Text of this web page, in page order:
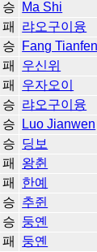
승 Ma Shi
패 랴오구이융
승 Fang
패 우신위
패 우자오이
승 랴오구이융
승 Luo Jianwen
승 딩보
패 왕췬
패 한예
승 추쥔
승 둥옌
패 둥옌